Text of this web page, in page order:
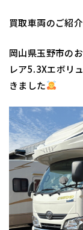
買取車両のご紹介
岡山県玉野市の
レア5.3Xエボリ
きました